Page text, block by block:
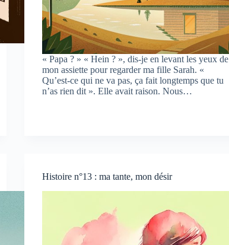
« Papa ? » « Hein ? », dis-je en levant les yeux de
mon assiette pour regarder ma fille Sarah. «
Qu’est-ce qui ne va pas, ça fait longtemps que tu
n’as rien dit ». Elle avait raison. Nous…
Histoire n°13 : ma tante, mon désir